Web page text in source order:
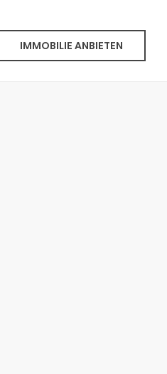
IMMOBILIE ANBIETEN